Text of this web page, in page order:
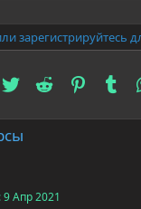
зарегистрируйтесь
Twitter Reddit
9 Апр 2021